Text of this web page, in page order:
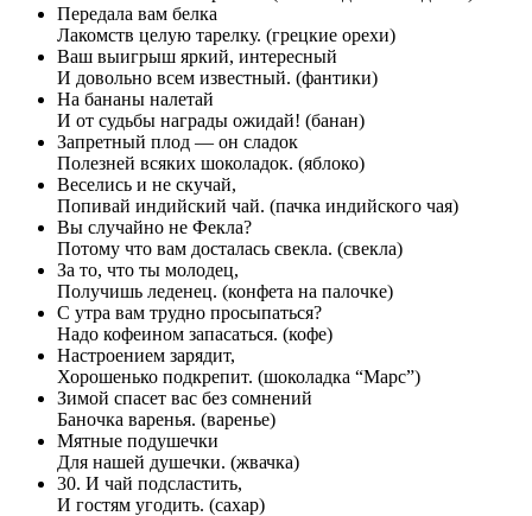
Передала вам белка
Лакомств целую тарелку. (грецкие орехи)
Ваш выигрыш яркий, интересный
И довольно всем известный. (фантики)
На бананы налетай
И от судьбы награды ожидай! (банан)
Запретный плод — он сладок
Полезней всяких шоколадок. (яблоко)
Веселись и не скучай,
Попивай индийский чай. (пачка индийского чая)
Вы случайно не Фекла?
Потому что вам досталась свекла. (свекла)
За то, что ты молодец,
Получишь леденец. (конфета на палочке)
С утра вам трудно просыпаться?
Надо кофеином запасаться. (кофе)
Настроением зарядит,
Хорошенько подкрепит. (шоколадка “Марс”)
Зимой спасет вас без сомнений
Баночка варенья. (варенье)
Мятные подушечки
Для нашей душечки. (жвачка)
30. И чай подсластить,
И гостям угодить. (сахар)